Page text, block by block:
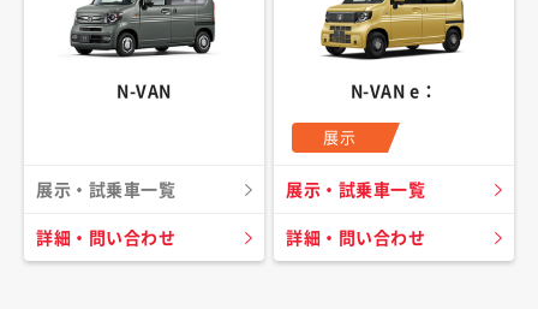
N-VAN
展示・試乗車一覧
詳細・問い合わせ
N-VAN e：
展示
展示・試乗車一覧
詳細・問い合わせ